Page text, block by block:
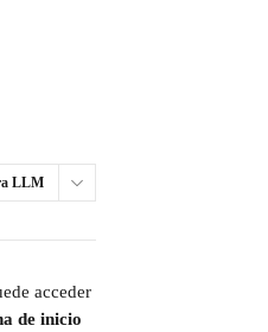
LLM
acceder
de inicio